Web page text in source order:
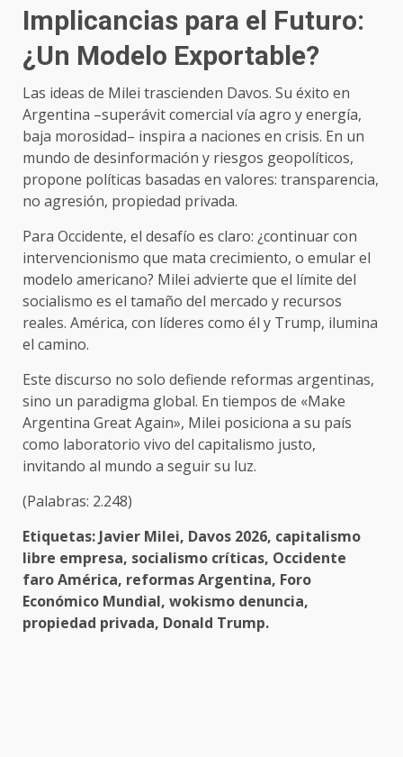
Implicancias para el Futuro:
¿Un Modelo Exportable?
Las ideas de Milei trascienden Davos. Su éxito en
Argentina –superávit comercial vía agro y energía,
baja morosidad– inspira a naciones en crisis. En un
mundo de desinformación y riesgos geopolíticos,
propone políticas basadas en valores: transparencia,
no agresión, propiedad privada.
Para Occidente, el desafío es claro: ¿continuar con
intervencionismo que mata crecimiento, o emular el
modelo americano? Milei advierte que el límite del
socialismo es el tamaño del mercado y recursos
reales. América, con líderes como él y Trump, ilumina
el camino.
Este discurso no solo defiende reformas argentinas,
sino un paradigma global. En tiempos de «Make
Argentina Great Again», Milei posiciona a su país
como laboratorio vivo del capitalismo justo,
invitando al mundo a seguir su luz.
(Palabras: 2.248)
Etiquetas: Javier Milei, Davos 2026, capitalismo
libre empresa, socialismo críticas, Occidente
faro América, reformas Argentina, Foro
Económico Mundial, wokismo denuncia,
propiedad privada, Donald Trump.